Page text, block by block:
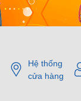
Hệ thống
cửa hàng